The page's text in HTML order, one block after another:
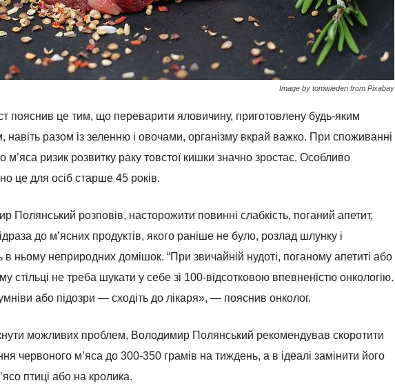
Image by tomwieden from Pixabay
пояснив це тим, що переварити яловичину, приготовлену будь-яким
навіть разом із зеленню і овочами, організму вкрай важко. При споживанні
м’яса ризик розвитку раку товстої кишки значно зростає. Особливо
це для осіб старше 45 років.
Полянський розповів, насторожити повинні слабкість, поганий апетит,
до м’ясних продуктів, якого раніше не було, розлад шлунку і
в ньому неприродних домішок. “При звичайній нудоті, поганому апетиті або
стільці не треба шукати у себе зі 100-відсотковою впевненістю онкологію.
або підозри — сходіть до лікаря», — пояснив онколог.
можливих проблем, Володимир Полянський рекомендував скоротити
червоного м’яса до 300-350 грамів на тиждень, а в ідеалі замінити його
птиці або на кролика.